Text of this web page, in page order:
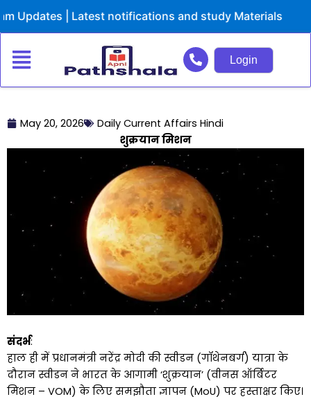
to
| Latest notifications and study Materials
Login
May 20, 2026
Daily Current Affairs Hindi
शुक्रयान मिशन
संदर्भ:
हाल ही में प्रधानमंत्री नरेंद्र मोदी की स्वीडन (गॉथेनबर्ग) यात्रा के
दौरान स्वीडन ने भारत के आगामी ‘शुक्रयान’ (वीनस ऑर्बिटर
मिशन – VOM) के लिए समझौता ज्ञापन (MoU) पर हस्ताक्षर किए।